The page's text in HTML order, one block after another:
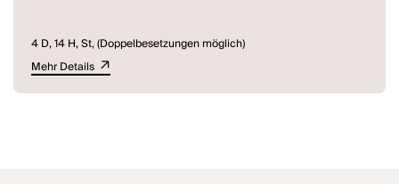
4 D, 14 H, St, (Doppelbesetzungen möglich)
Mehr Details